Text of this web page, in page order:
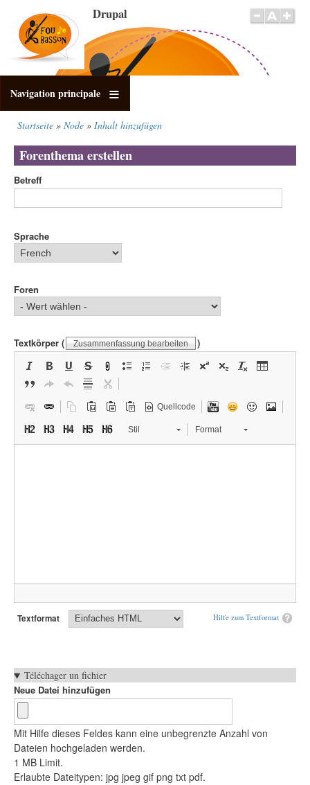
Inhalt
Drupal
Navigation principale
Startseite Node Inhalt hinzufügen
Forenthema erstellen
Betreff
Sprache
Foren
Textkörper ( Zusammenfassung bearbeiten )
Quellcode
Stil Format
Hilfe zum Textformat
Textformat
Téléchager un fichier
Neue Datei hinzufügen
Mit Hilfe dieses Feldes kann eine unbegrenzte Anzahl von
Dateien hochgeladen werden.
1 MB Limit.
Erlaubte Dateitypen: jpg jpeg gif png txt pdf.